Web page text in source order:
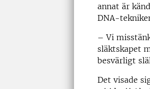
annat är
DNA-
­– Vi
släktskapet
besvärligt
Det visade